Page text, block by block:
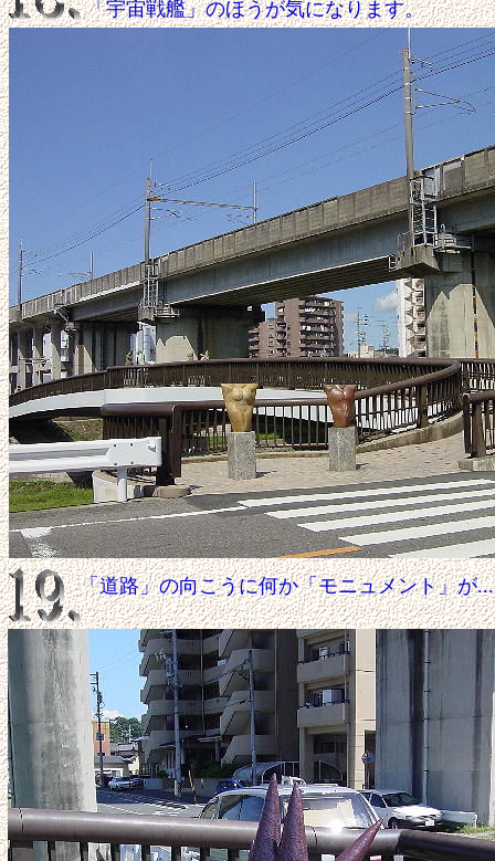
「宇宙戦艦」のほうが気になります。
「道路」の向こうに何か「モニュメント」が